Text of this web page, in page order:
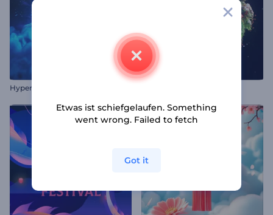
Hyperweltraum-Explosionslogo
Etwas ist schiefgelaufen. Something
went wrong. Failed to fetch
Got it